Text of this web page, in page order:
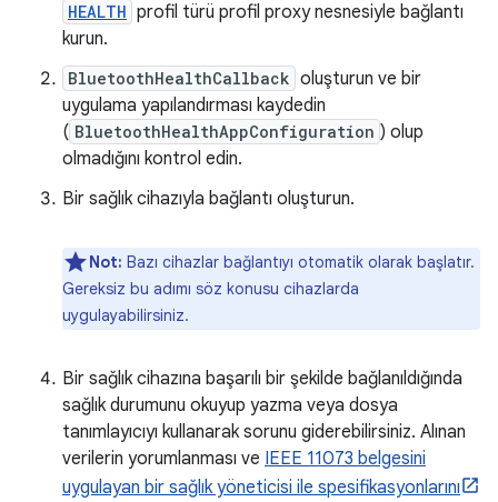
HEALTH profil türü profil proxy nesnesiyle bağlantı
kurun.
BluetoothHealthCallback oluşturun ve bir
uygulama yapılandırması kaydedin
( BluetoothHealthAppConfiguration ) olup
olmadığını kontrol edin.
Bir sağlık cihazıyla bağlantı oluşturun.
Not: Bazı cihazlar bağlantıyı otomatik olarak başlatır.
Gereksiz bu adımı söz konusu cihazlarda
uygulayabilirsiniz.
Bir sağlık cihazına başarılı bir şekilde bağlanıldığında
sağlık durumunu okuyup yazma veya dosya
tanımlayıcıyı kullanarak sorunu giderebilirsiniz. Alınan
verilerin yorumlanması ve IEEE 11073 belgesini
uygulayan bir sağlık yöneticisi ile spesifikasyonlarını